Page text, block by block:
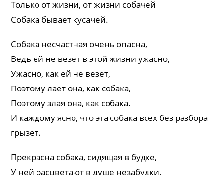
Только от жизни, от жизни собачей
Собака бывает кусачей.
Собака несчастная очень опасна,
Ведь ей не везет в этой жизни ужасно,
Ужасно, как ей не везет,
Поэтому лает она, как собака,
Поэтому злая она, как собака.
И каждому ясно, что эта собака всех без разбора
грызет.
Прекрасна собака, сидящая в будке,
У ней расцветают в душе незабудки,